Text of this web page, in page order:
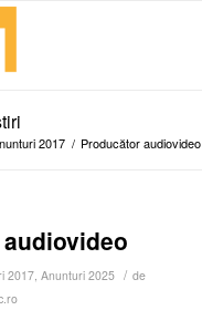
2017 / Producător audiovideo
2017, Anunturi 2025 / de